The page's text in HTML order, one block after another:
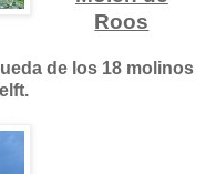
Roos
de los 18 molinos